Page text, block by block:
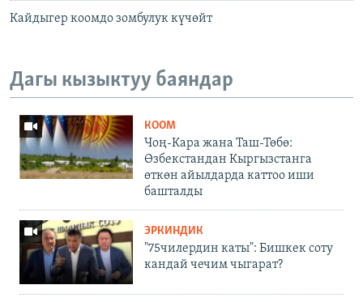
Кайдыгер коомдо зомбулук күчөйт
Дагы кызыктуу баяндар
КООМ
Чоң-Кара жана Таш-Төбө:
Өзбекстандан Кыргызстанга
өткөн айылдарда каттоо иши
башталды
ЭРКИНДИК
"75чилердин каты": Бишкек соту
кандай чечим чыгарат?